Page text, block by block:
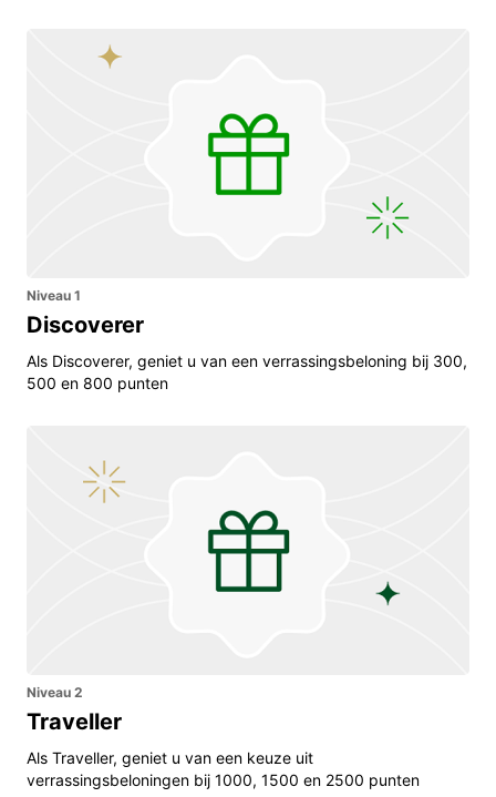
Niveau 1
Discoverer
Als Discoverer, geniet u van een verrassingsbeloning bij 300,
500 en 800 punten
Niveau 2
Traveller
Als Traveller, geniet u van een keuze uit
verrassingsbeloningen bij 1000, 1500 en 2500 punten